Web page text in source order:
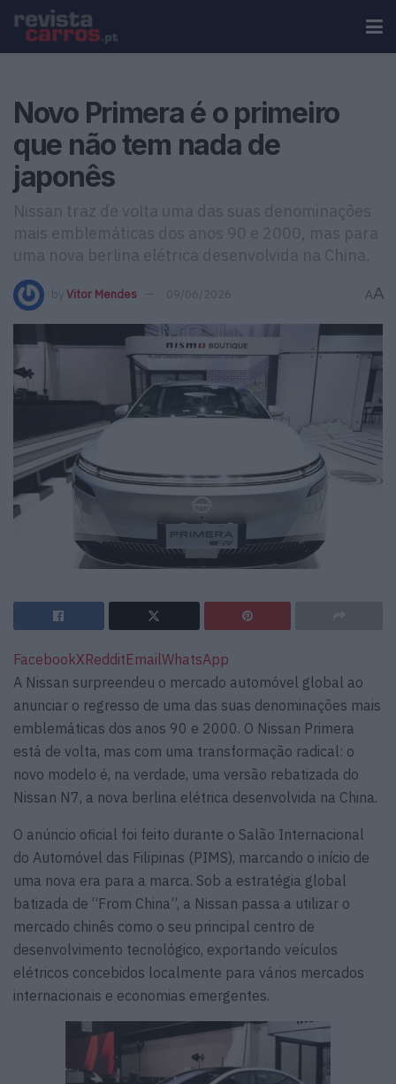
Novo Primera é o primeiro
que não tem nada de
japonês
Nissan traz de volta uma das suas denominações
mais emblemáticas dos anos 90 e 2000, mas para
uma nova berlina elétrica desenvolvida na China.
by Vitor Mendes 09/06/2026 AA
FacebookXRedditEmailWhatsApp
A Nissan surpreendeu o mercado automóvel global ao
anunciar o regresso de uma das suas denominações mais
emblemáticas dos anos 90 e 2000. O Nissan Primera
está de volta, mas com uma transformação radical: o
novo modelo é, na verdade, uma versão rebatizada do
Nissan N7, a nova berlina elétrica desenvolvida na China.
O anúncio oficial foi feito durante o Salão Internacional
do Automóvel das Filipinas (PIMS), marcando o início de
uma nova era para a marca. Sob a estratégia global
batizada de “From China”, a Nissan passa a utilizar o
mercado chinês como o seu principal centro de
desenvolvimento tecnológico, exportando veículos
elétricos concebidos localmente para vários mercados
internacionais e economias emergentes.